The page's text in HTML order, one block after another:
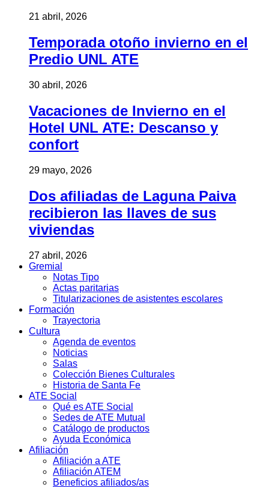
21 abril, 2026
Temporada otoño invierno en el
Predio UNL ATE
30 abril, 2026
Vacaciones de Invierno en el
Hotel UNL ATE: Descanso y
confort
29 mayo, 2026
Dos afiliadas de Laguna Paiva
recibieron las llaves de sus
viviendas
27 abril, 2026
Gremial
Notas Tipo
Actas paritarias
Titularizaciones de asistentes escolares
Formación
Trayectoria
Cultura
Agenda de eventos
Noticias
Salas
Colección Bienes Culturales
Historia de Santa Fe
ATE Social
Qué es ATE Social
Sedes de ATE Mutual
Catálogo de productos
Ayuda Económica
Afiliación
Afiliación a ATE
Afiliación ATEM
Beneficios afiliados/as